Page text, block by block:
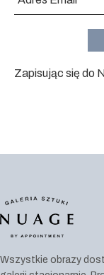
Zapisując się do
Wszystkie obrazy